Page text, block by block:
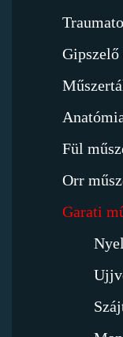
Gipszelő
Fül
Orr
Garati